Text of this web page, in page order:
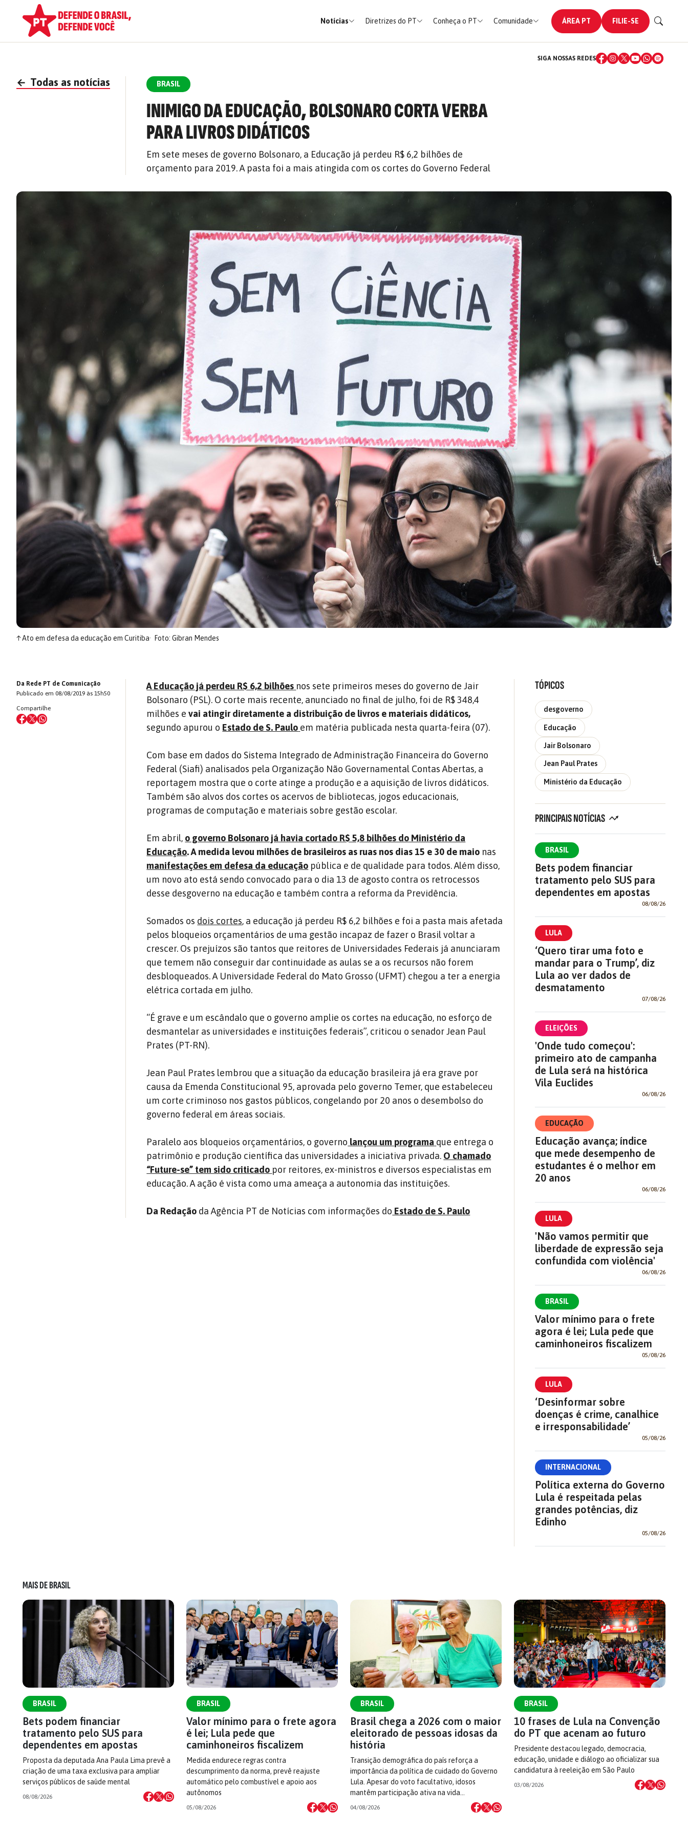
Notícias Diretrizes do PT Conheça o PT Comunidade ÁREA PT FILIE-SE
SIGA NOSSAS REDES
← Todas as notícias BRASIL
INIMIGO DA EDUCAÇÃO, BOLSONARO CORTA VERBA
PARA LIVROS DIDÁTICOS
Em sete meses de governo Bolsonaro, a Educação já perdeu R$ 6,2 bilhões de
orçamento para 2019. A pasta foi a mais atingida com os cortes do Governo Federal
↑Ato em defesa da educação em Curitiba Foto: Gibran Mendes
Da Rede PT de Comunicação
Publicado em 08/08/2019 às 15h50
Compartilhe
A Educação já perdeu R$ 6,2 bilhões nos sete primeiros meses do governo de Jair
Bolsonaro (PSL). O corte mais recente, anunciado no final de julho, foi de R$ 348,4
milhões e vai atingir diretamente a distribuição de livros e materiais didáticos,
segundo apurou o Estado de S. Paulo em matéria publicada nesta quarta-feira (07).
Com base em dados do Sistema Integrado de Administração Financeira do Governo
Federal (Siafi) analisados pela Organização Não Governamental Contas Abertas, a
reportagem mostra que o corte atinge a produção e a aquisição de livros didáticos.
Também são alvos dos cortes os acervos de bibliotecas, jogos educacionais,
programas de computação e materiais sobre gestão escolar.
Em abril, o governo Bolsonaro já havia cortado R$ 5,8 bilhões do Ministério da
Educação. A medida levou milhões de brasileiros as ruas nos dias 15 e 30 de maio nas
manifestações em defesa da educação pública e de qualidade para todos. Além disso,
um novo ato está sendo convocado para o dia 13 de agosto contra os retrocessos
desse desgoverno na educação e também contra a reforma da Previdência.
Somados os dois cortes, a educação já perdeu R$ 6,2 bilhões e foi a pasta mais afetada
pelos bloqueios orçamentários de uma gestão incapaz de fazer o Brasil voltar a
crescer. Os prejuízos são tantos que reitores de Universidades Federais já anunciaram
que temem não conseguir dar continuidade as aulas se a os recursos não forem
desbloqueados. A Universidade Federal do Mato Grosso (UFMT) chegou a ter a energia
elétrica cortada em julho.
“É grave e um escândalo que o governo amplie os cortes na educação, no esforço de
desmantelar as universidades e instituições federais”, criticou o senador Jean Paul
Prates (PT-RN).
Jean Paul Prates lembrou que a situação da educação brasileira já era grave por
causa da Emenda Constitucional 95, aprovada pelo governo Temer, que estabeleceu
um corte criminoso nos gastos públicos, congelando por 20 anos o desembolso do
governo federal em áreas sociais.
Paralelo aos bloqueios orçamentários, o governo lançou um programa que entrega o
patrimônio e produção científica das universidades a iniciativa privada. O chamado
“Future-se” tem sido criticado por reitores, ex-ministros e diversos especialistas em
educação. A ação é vista como uma ameaça a autonomia das instituições.
Da Redação da Agência PT de Notícias com informações do Estado de S. Paulo
TÓPICOS
desgoverno
Educação
Jair Bolsonaro
Jean Paul Prates
Ministério da Educação
PRINCIPAIS NOTÍCIAS
BRASIL
Bets podem financiar
tratamento pelo SUS para
dependentes em apostas
08/08/26
LULA
‘Quero tirar uma foto e
mandar para o Trump’, diz
Lula ao ver dados de
desmatamento
07/08/26
ELEIÇÕES
'Onde tudo começou':
primeiro ato de campanha
de Lula será na histórica
Vila Euclides
06/08/26
EDUCAÇÃO
Educação avança; índice
que mede desempenho de
estudantes é o melhor em
20 anos
06/08/26
LULA
'Não vamos permitir que
liberdade de expressão seja
confundida com violência'
06/08/26
BRASIL
Valor mínimo para o frete
agora é lei; Lula pede que
caminhoneiros fiscalizem
05/08/26
LULA
‘Desinformar sobre
doenças é crime, canalhice
e irresponsabilidade’
05/08/26
INTERNACIONAL
Política externa do Governo
Lula é respeitada pelas
grandes potências, diz
Edinho
05/08/26
MAIS DE BRASIL
BRASIL
Bets podem financiar
tratamento pelo SUS para
dependentes em apostas
Proposta da deputada Ana Paula Lima prevê a
criação de uma taxa exclusiva para ampliar
serviços públicos de saúde mental
08/08/2026
BRASIL
Valor mínimo para o frete agora
é lei; Lula pede que
caminhoneiros fiscalizem
Medida endurece regras contra
descumprimento da norma, prevê reajuste
automático pelo combustível e apoio aos
autônomos
05/08/2026
BRASIL
Brasil chega a 2026 com o maior
eleitorado de pessoas idosas da
história
Transição demográfica do país reforça a
importância da política de cuidado do Governo
Lula. Apesar do voto facultativo, idosos
mantêm participação ativa na vida…
04/08/2026
BRASIL
10 frases de Lula na Convenção
do PT que acenam ao futuro
Presidente destacou legado, democracia,
educação, unidade e diálogo ao oficializar sua
candidatura à reeleição em São Paulo
03/08/2026